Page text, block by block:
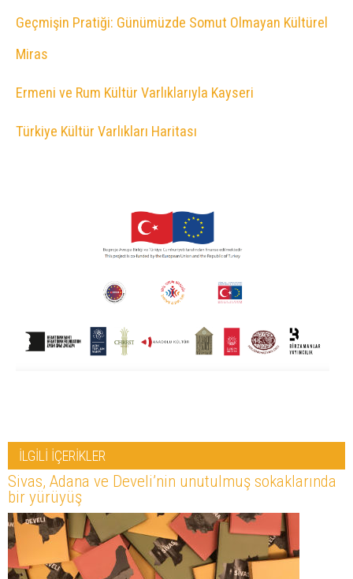
Geçmişin Pratiği: Günümüzde Somut Olmayan Kültürel
Miras
Ermeni ve Rum Kültür Varlıklarıyla Kayseri
Türkiye Kültür Varlıkları Haritası
İLGİLİ İÇERİKLER
Sivas, Adana ve Develi’nin unutulmuş sokaklarında
bir yürüyüş